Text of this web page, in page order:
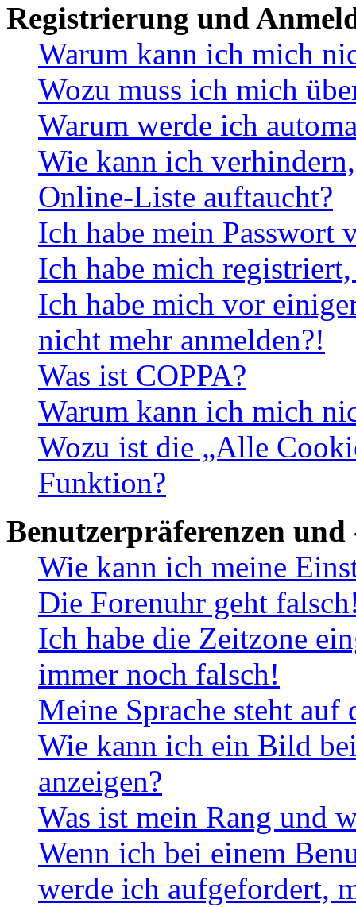
Registrierung und
Warum kann ich mich
Wozu muss ich mich
Warum werde ich
Wie kann ich
Online-Liste auftaucht?
Ich habe mein Passwort
Ich habe mich
Ich habe mich vor
nicht mehr anmelden?!
Was ist COPPA?
Warum kann ich mich
Wozu ist die „Alle
Funktion?
Benutzerpräferenzen und
Wie kann ich meine
Die Forenuhr geht
Ich habe die Zeitzone
immer noch falsch!
Meine Sprache steht
Wie kann ich ein Bild
anzeigen?
Was ist mein Rang und
Wenn ich bei einem
werde ich aufgefordert,